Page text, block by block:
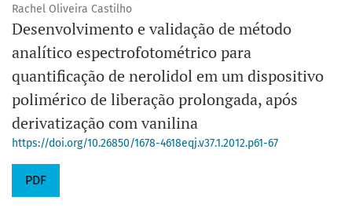
Rachel Oliveira Castilho
Desenvolvimento e validação de método
analítico espectrofotométrico para
quantificação de nerolidol em um dispositivo
polimérico de liberação prolongada, após
derivatização com vanilina
https://doi.org/10.26850/1678-4618eqj.v37.1.2012.p61-67
PDF